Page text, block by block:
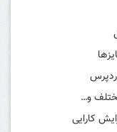
و…
کارایی